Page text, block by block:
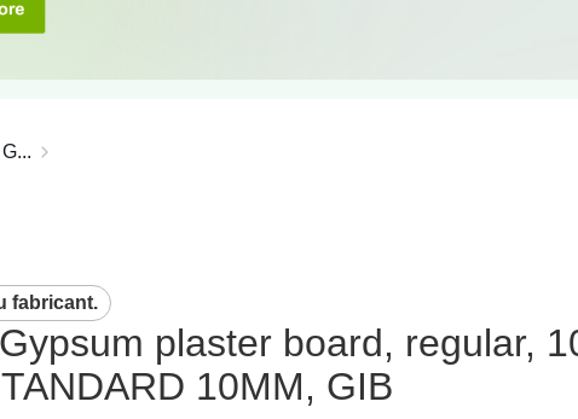
fabricant.
plaster board, regular,
10MM, GIB